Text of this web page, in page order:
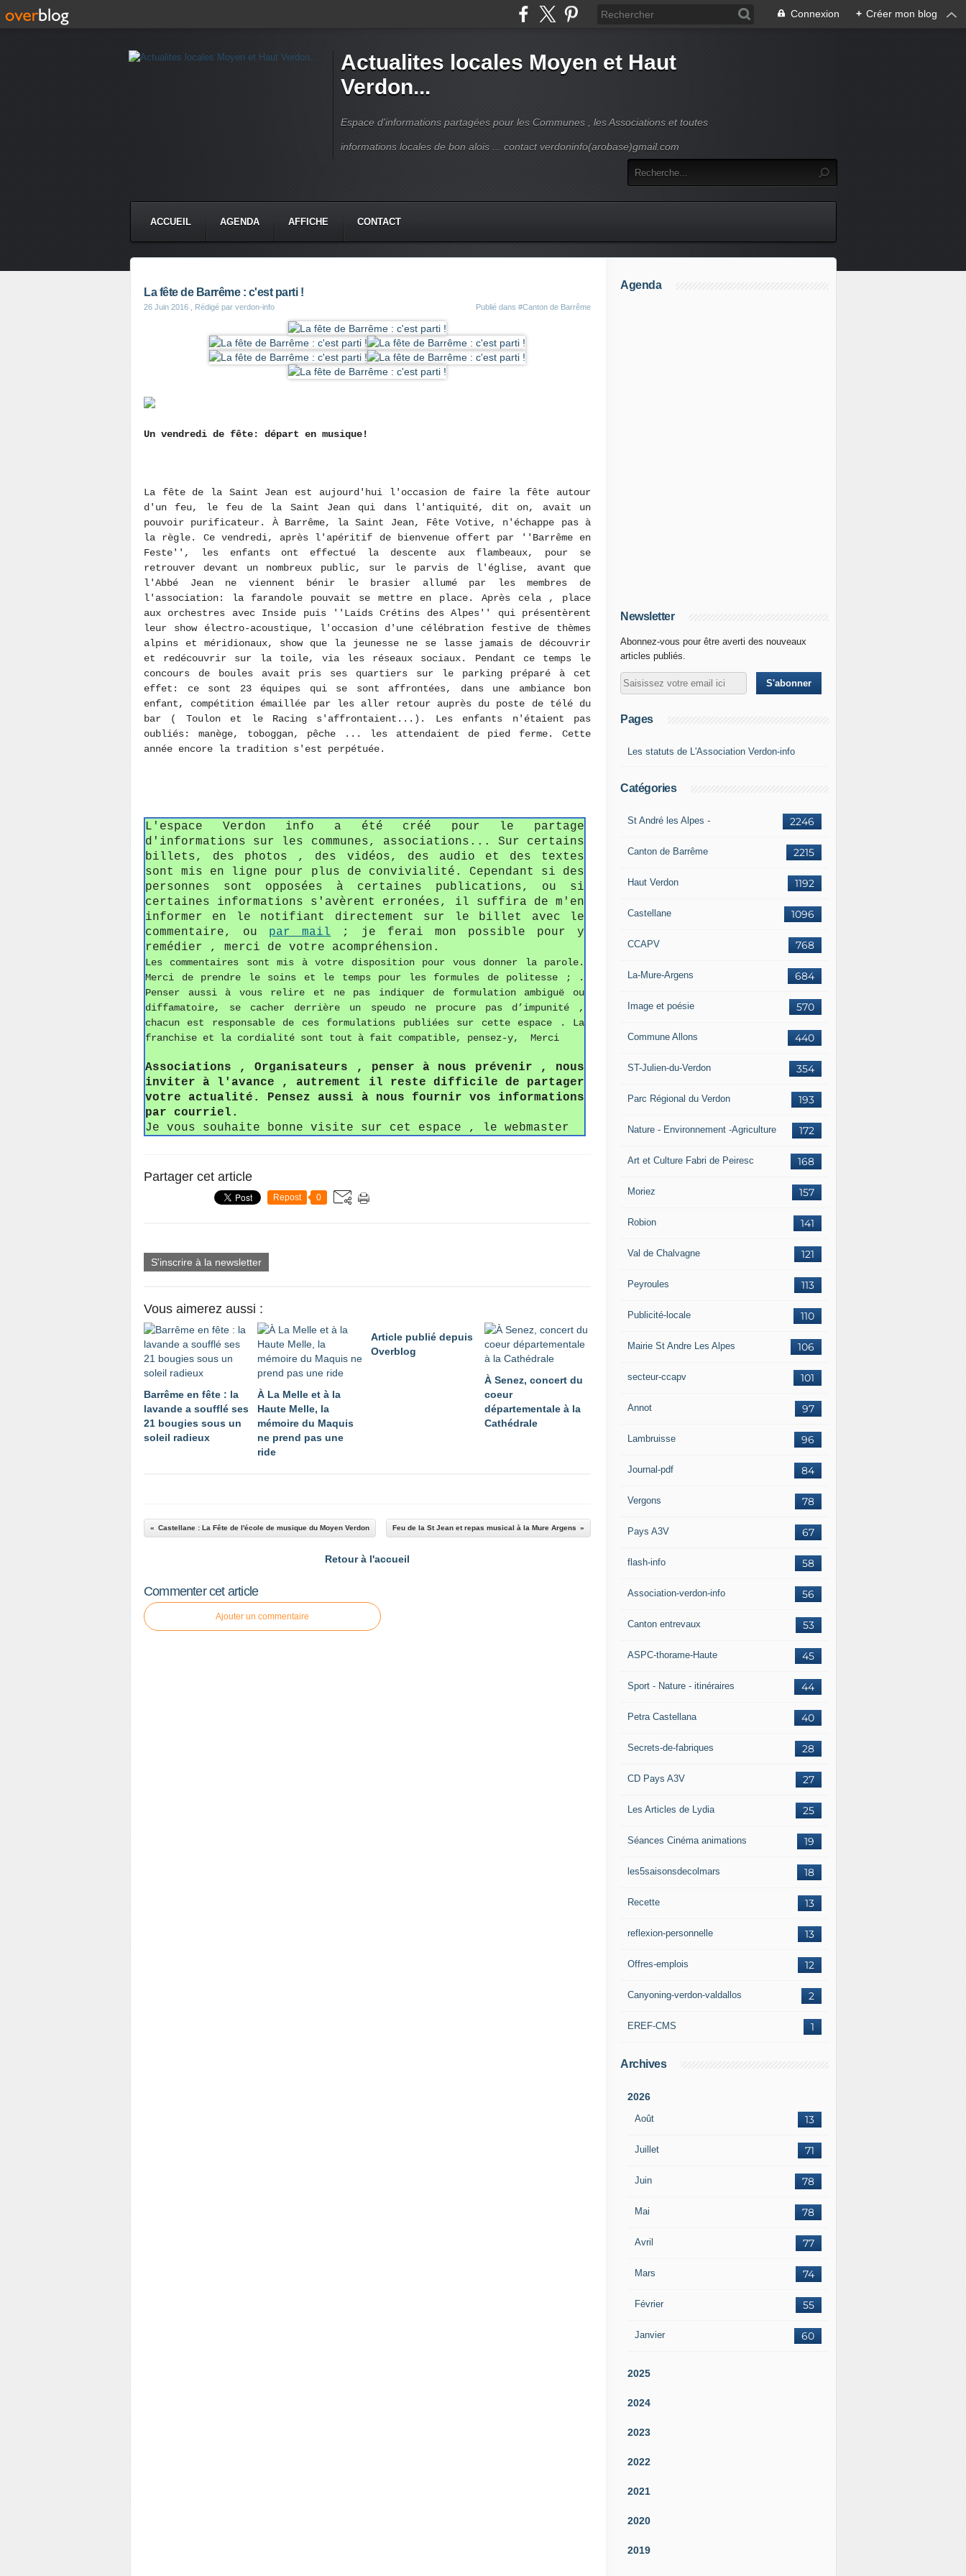
Connexion + Créer mon blog
Actualites locales Moyen et Haut
Verdon...
Espace d'informations partagées pour les Communes , les Associations et toutes
informations locales de bon alois ... contact verdoninfo(arobase)gmail.com
ACCUEIL AGENDA AFFICHE CONTACT
La fête de Barrême : c'est parti !
26 Juin 2016 , Rédigé par verdon-info Publié dans #Canton de Barrême
Un vendredi de fête: départ en musique!
La fête de la Saint Jean est aujourd'hui l'occasion de faire la fête autour
d'un feu, le feu de la Saint Jean qui dans l'antiquité, dit on, avait un
pouvoir purificateur. À Barrême, la Saint Jean, Fête Votive, n'échappe pas à
la règle. Ce vendredi, après l'apéritif de bienvenue offert par ''Barrême en
Feste'', les enfants ont effectué la descente aux flambeaux, pour se
retrouver devant un nombreux public, sur le parvis de l'église, avant que
l'Abbé Jean ne viennent bénir le brasier allumé par les membres de
l'association: la farandole pouvait se mettre en place. Après cela , place
aux orchestres avec Inside puis ''Laids Crétins des Alpes'' qui présentèrent
leur show électro-acoustique, l'occasion d'une célébration festive de thèmes
alpins et méridionaux, show que la jeunesse ne se lasse jamais de découvrir
et redécouvrir sur la toile, via les réseaux sociaux. Pendant ce temps le
concours de boules avait pris ses quartiers sur le parking préparé à cet
effet: ce sont 23 équipes qui se sont affrontées, dans une ambiance bon
enfant, compétition émaillée par les aller retour auprès du poste de télé du
bar ( Toulon et le Racing s'affrontaient...). Les enfants n'étaient pas
oubliés: manège, toboggan, pêche ... les attendaient de pied ferme. Cette
année encore la tradition s'est perpétuée.
L'espace Verdon info a été créé pour le partage
d'informations sur les communes, associations... Sur certains
billets, des photos , des vidéos, des audio et des textes
sont mis en ligne pour plus de convivialité. Cependant si des
personnes sont opposées à certaines publications, ou si
certaines informations s'avèrent erronées, il suffira de m'en
informer en le notifiant directement sur le billet avec le
commentaire, ou par mail ; je ferai mon possible pour y
remédier , merci de votre acompréhension.
Les commentaires sont mis à votre disposition pour vous donner la parole.
Merci de prendre le soins et le temps pour les formules de politesse ; .
Penser aussi à vous relire et ne pas indiquer de formulation ambiguë ou
diffamatoire, se cacher derrière un speudo ne procure pas d’impunité ,
chacun est responsable de ces formulations publiées sur cette espace . La
franchise et la cordialité sont tout à fait compatible, pensez-y, Merci
Associations , Organisateurs , penser à nous prévenir , nous
inviter à l'avance , autrement il reste difficile de partager
votre actualité. Pensez aussi à nous fournir vos informations
par courriel.
Je vous souhaite bonne visite sur cet espace , le webmaster
Partager cet article
Repost 0
S'inscrire à la newsletter
Vous aimerez aussi :
Barrême en fête : la
lavande a soufflé ses
21 bougies sous un
soleil radieux
À La Melle et à la
Haute Melle, la
mémoire du Maquis
ne prend pas une
ride
Article publié depuis
Overblog
À Senez, concert du
coeur
départementale à la
Cathédrale
Castellane : La Fête de l'école de musique du Moyen Verdon Feu de la St Jean et repas musical à la Mure Argens
Retour à l'accueil
Commenter cet article
Ajouter un commentaire
Agenda
Newsletter
Abonnez-vous pour être averti des nouveaux
articles publiés.
Pages
Les statuts de L'Association Verdon-info
Catégories
2246
St André les Alpes -
2215
Canton de Barrême
1192
Haut Verdon
1096
Castellane
768
CCAPV
684
La-Mure-Argens
570
Image et poésie
440
Commune Allons
354
ST-Julien-du-Verdon
193
Parc Régional du Verdon
172
Nature - Environnement -Agriculture
168
Art et Culture Fabri de Peiresc
157
Moriez
141
Robion
121
Val de Chalvagne
113
Peyroules
110
Publicité-locale
106
Mairie St Andre Les Alpes
101
secteur-ccapv
97
Annot
96
Lambruisse
84
Journal-pdf
78
Vergons
67
Pays A3V
58
flash-info
56
Association-verdon-info
53
Canton entrevaux
45
ASPC-thorame-Haute
44
Sport - Nature - itinéraires
40
Petra Castellana
28
Secrets-de-fabriques
27
CD Pays A3V
25
Les Articles de Lydia
19
Séances Cinéma animations
18
les5saisonsdecolmars
13
Recette
13
reflexion-personnelle
12
Offres-emplois
2
Canyoning-verdon-valdallos
1
EREF-CMS
Archives
2026
Août 13
Juillet 71
Juin 78
Mai 78
Avril 77
Mars 74
Février 55
Janvier 60
2025
2024
2023
2022
2021
2020
2019